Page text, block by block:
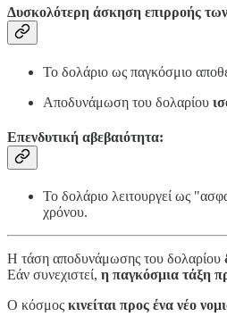
Δυσκολότερη άσκηση επιρροής
Το δολάριο ως παγκόσμιο
Αποδυνάμωση του δολαρίου
Επενδυτική αβεβαιότητα:
Το δολάριο λειτουργεί ως
χρόνου.
Η τάση αποδυνάμωσης του δολαρίου
Εάν συνεχιστεί, η παγκόσμια τάξη
Ο κόσμος κινείται προς ένα νέο